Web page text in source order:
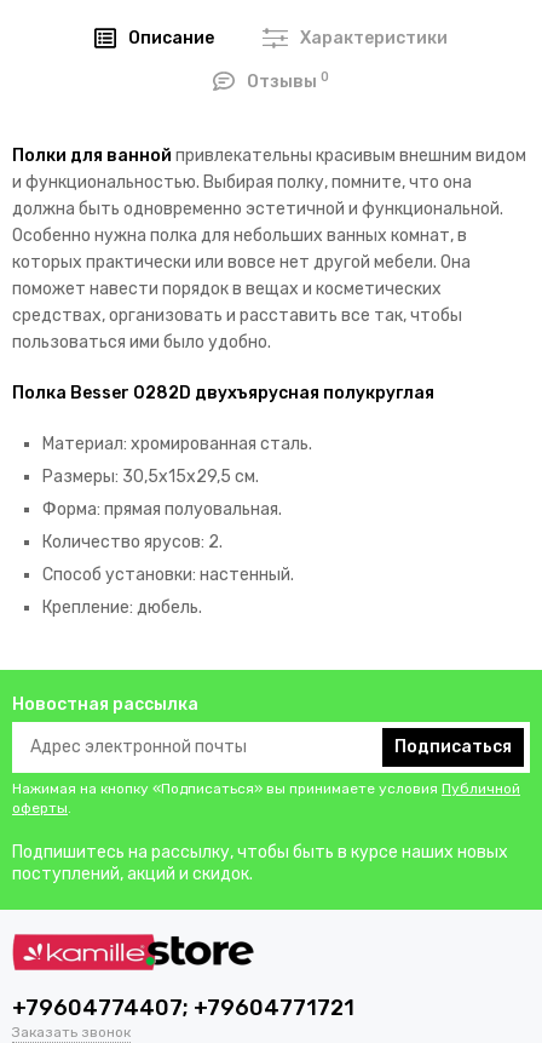
Описание Характеристики
Отзывы0
Полки для ванной привлекательны красивым внешним видом
и функциональностью. Выбирая полку, помните, что она
должна быть одновременно эстетичной и функциональной.
Особенно нужна полка для небольших ванных комнат, в
которых практически или вовсе нет другой мебели. Она
поможет навести порядок в вещах и косметических
средствах, организовать и расставить все так, чтобы
пользоваться ими было удобно.
Полка Besser 0282D двухъярусная полукруглая
Материал: хромированная сталь.
Размеры: 30,5х15х29,5 см.
Форма: прямая полуовальная.
Количество ярусов: 2.
Способ установки: настенный.
Крепление: дюбель.
Новостная рассылка
Подписаться
Нажимая на кнопку «Подписаться» вы принимаете условия Публичной
оферты.
Подпишитесь на рассылку, чтобы быть в курсе наших новых
поступлений, акций и скидок.
+79604774407; +79604771721
Заказать звонок